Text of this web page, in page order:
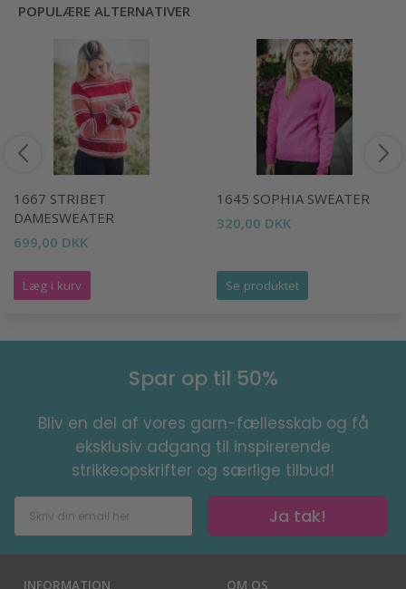
POPULÆRE ALTERNATIVER
1667 STRIBET
DAMESWEATER
699,00 DKK
Læg i kurv
1645 SOPHIA SWEATER
320,00 DKK
Se produktet
Spar op til 50%
Bliv en del af vores garn-fællesskab og få
eksklusiv adgang til inspirerende
strikkeopskrifter og særlige tilbud!
Ja tak!
INFORMATION OM OS